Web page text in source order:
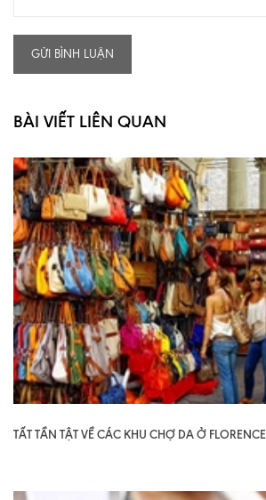
GỬI BÌNH LUẬN
BÀI VIẾT LIÊN QUAN
TẤT TẦN TẬT VỀ CÁC KHU CHỢ DA Ở FLORENCE